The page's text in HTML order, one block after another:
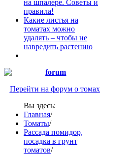
на шпалере. Советы и
правила!
Какие листья на
томатах можно
удалять – чтобы не
навредить растению
Перейти на форум о томах
Вы здесь:
Главная/
Томаты/
Рассада помидор,
посадка в грунт
томатов/